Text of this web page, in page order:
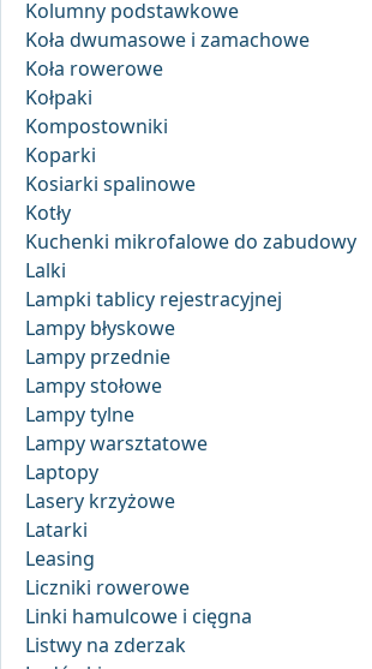
Kolumny podstawkowe
Koła dwumasowe i zamachowe
Koła rowerowe
Kołpaki
Kompostowniki
Koparki
Kosiarki spalinowe
Kotły
Kuchenki mikrofalowe do zabudowy
Lalki
Lampki tablicy rejestracyjnej
Lampy błyskowe
Lampy przednie
Lampy stołowe
Lampy tylne
Lampy warsztatowe
Laptopy
Lasery krzyżowe
Latarki
Leasing
Liczniki rowerowe
Linki hamulcowe i cięgna
Listwy na zderzak